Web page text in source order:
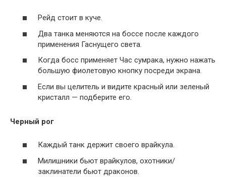
Рейд стоит в куче.
Два танка меняются на боссе после каждого
применения Гаснущего света.
Когда босс применяет Час сумрака, нужно нажать
большую фиолетовую кнопку посреди экрана.
Если вы целитель и видите красный или зеленый
кристалл — подберите его.
Черный рог
Каждый танк держит своего врайкула.
Милишники бьют врайкулов, охотники/
заклинатели бьют драконов.